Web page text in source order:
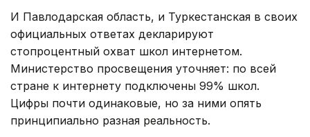
И Павлодарская область, и Туркестанская в своих
официальных ответах декларируют
стопроцентный охват школ интернетом.
Министерство просвещения уточняет: по всей
стране к интернету подключены 99% школ.
Цифры почти одинаковые, но за ними опять
принципиально разная реальность.